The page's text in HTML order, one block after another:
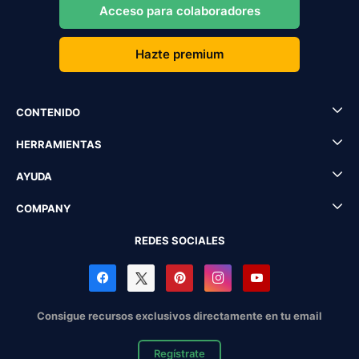
Acceso para colaboradores
Hazte premium
CONTENIDO
HERRAMIENTAS
AYUDA
COMPANY
REDES SOCIALES
Consigue recursos exclusivos directamente en tu email
Regístrate